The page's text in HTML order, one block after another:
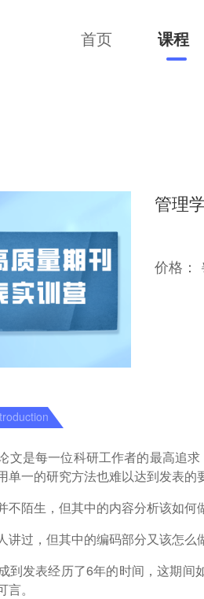
首页 课程
管理
价格：
文是每一位科研工作者的最高追
单一的研究方法也难以达到发表
不陌生，但其中的内容分析该如何
讲过，但其中的编码部分又该怎么
到发表经历了6年的时间，这期
。